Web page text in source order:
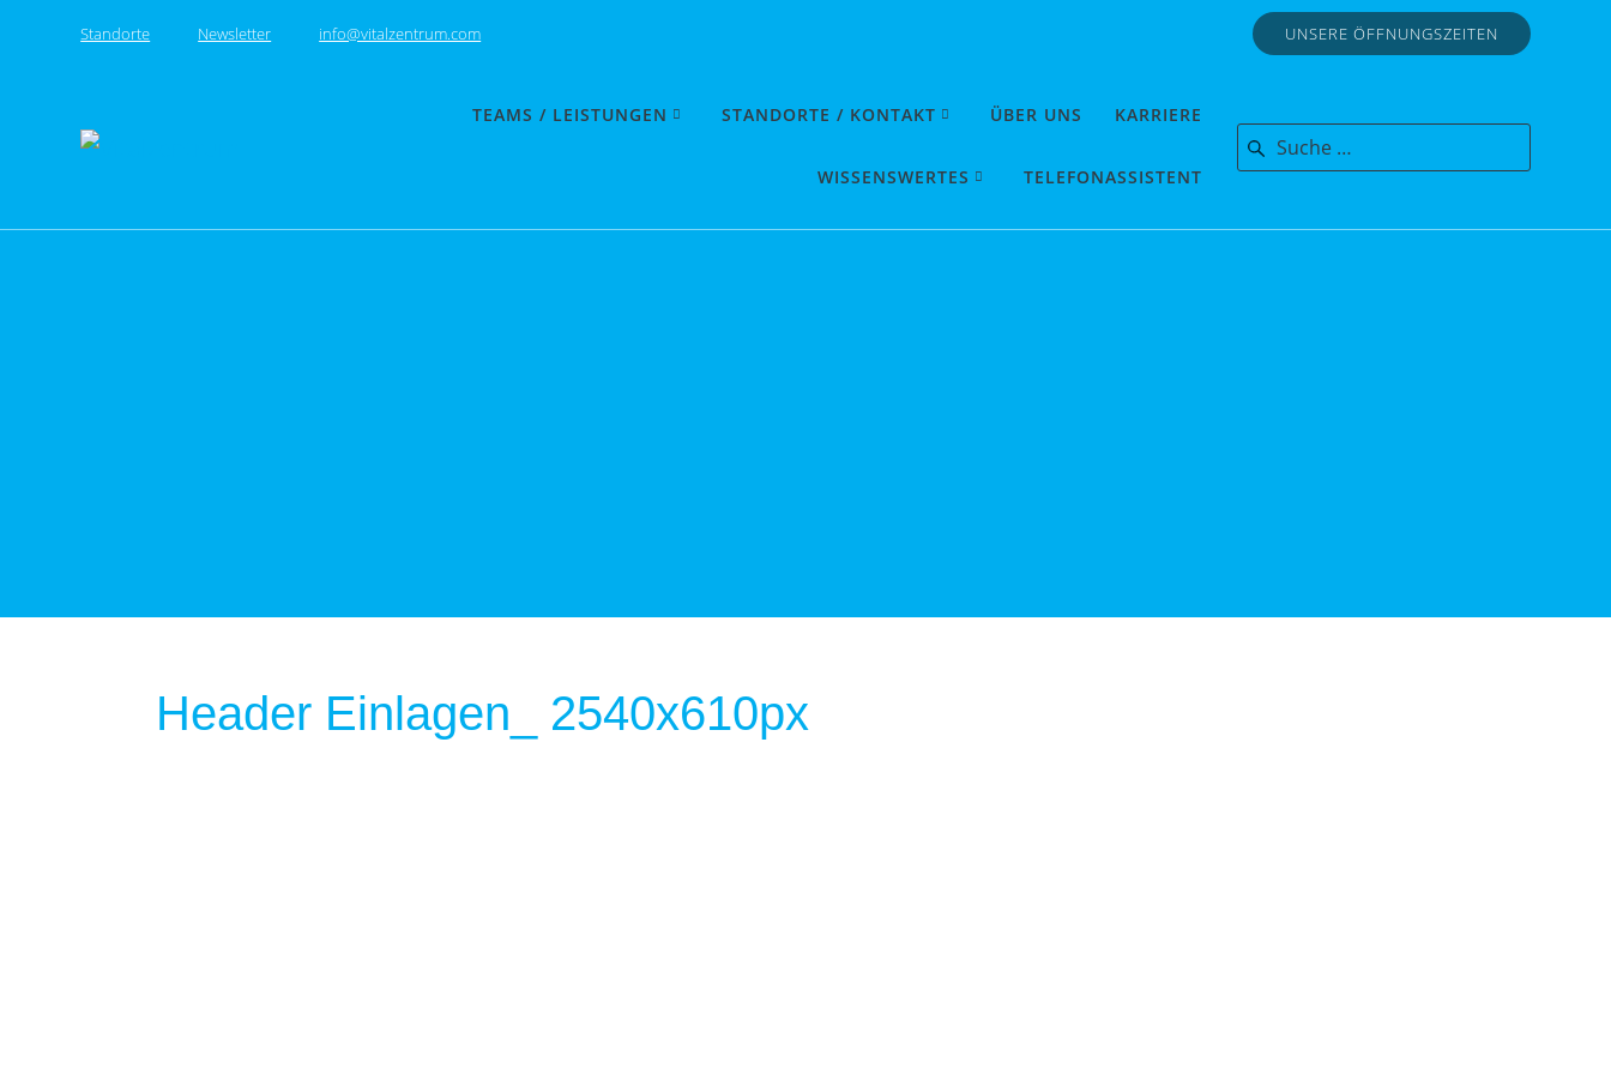
Standorte Newsletter info@vitalzentrum.com UNSERE ÖFFNUNGSZEITEN
TEAMS / LEISTUNGEN STANDORTE / KONTAKT ÜBER UNS KARRIERE
WISSENSWERTES TELEFONASSISTENT
Header Einlagen_ 2540x610px